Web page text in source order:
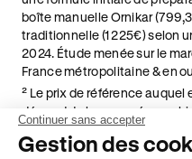
boîte manuelle Ornikar
traditionnelle (1 225€) selon
2024. Étude menée sur le
France métropolitaine & en
² Le prix de référence
dépend de la zone
effectuer vos heures de
de nos Conditions Générales
Continuer sans accepter
Gestion des